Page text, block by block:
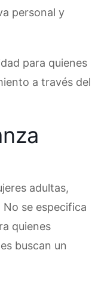
personal y
para quienes
a través del
adultas,
se especifica
quienes
buscan un